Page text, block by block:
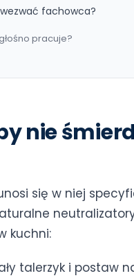
fachowca?
pracuje?
nie
się w niej
kuchni:
talerzyk i postaw